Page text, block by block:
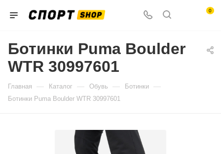
0
Ботинки Puma Boulder
WTR 30997601
Главная — Каталог — Обувь — Ботинки —
Ботинки Puma Boulder WTR 30997601